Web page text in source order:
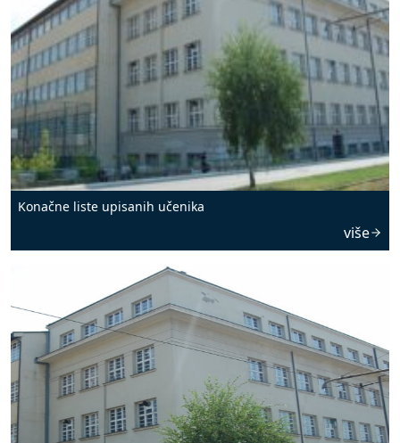
Konačne liste upisanih učenika
više